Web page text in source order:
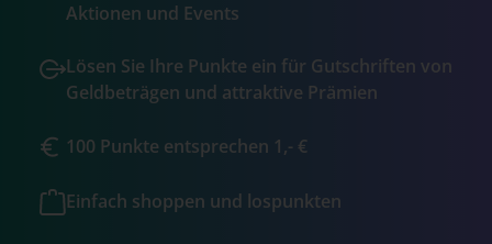
Aktionen und Events
Lösen Sie Ihre Punkte ein für Gutschriften von
Geldbeträgen und attraktive Prämien
100 Punkte entsprechen 1,- €
Einfach shoppen und lospunkten